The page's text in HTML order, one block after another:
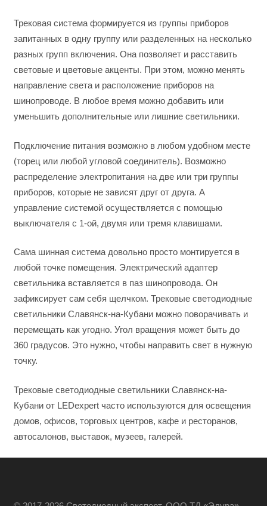
Трековая система формируется из группы приборов
запитанных в одну группу или разделенных на несколько
разных групп включения. Она позволяет и расставить
световые и цветовые акценты. При этом, можно менять
направление света и расположение приборов на
шинопроводе. В любое время можно добавить или
уменьшить дополнительные или лишние светильники.
Подключение питания возможно в любом удобном месте
(торец или любой угловой соединитель). Возможно
распределение электропитания на две или три группы
приборов, которые не зависят друг от друга. А
управление системой осуществляется с помощью
выключателя с 1-ой, двумя или тремя клавишами.
Сама шинная система довольно просто монтируется в
любой точке помещения. Электрический адаптер
светильника вставляется в паз шинопровода. Он
зафиксирует сам себя щелчком. Трековые светодиодные
светильники Славянск-на-Кубани можно поворачивать и
перемещать как угодно. Угол вращения может быть до
360 градусов. Это нужно, чтобы направить свет в нужную
точку.
Трековые светодиодные светильники Славянск-на-
Кубани от LEDexpert часто используются для освещения
домов, офисов, торговых центров, кафе и ресторанов,
автосалонов, выставок, музеев, галерей.